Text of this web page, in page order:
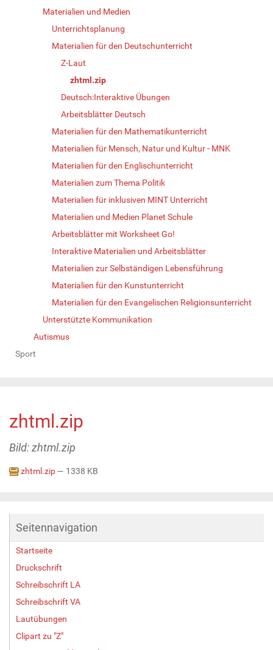
Materialien und Medien
Unterrichtsplanung
Materialien für den Deutschunterricht
Z-Laut
zhtml.zip
Deutsch:Interaktive Übungen
Arbeitsblätter Deutsch
Materialien für den Mathematikunterricht
Materialien für Mensch, Natur und Kultur - MNK
Materialien für den Englischunterricht
Materialien zum Thema Politik
Materialien für inklusiven MINT Unterricht
Materialien und Medien Planet Schule
Arbeitsblätter mit Worksheet Go!
Interaktive Materialien und Arbeitsblätter
Materialien zur Selbständigen Lebensführung
Materialien für den Kunstunterricht
Materialien für den Evangelischen Religionsunterricht
Unterstützte Kommunikation
Autismus
Sport
zhtml.zip
Bild: zhtml.zip
zhtml.zip— 1338 KB
Seitennavigation
Startseite
Druckschrift
Schreibschrift LA
Schreibschrift VA
Lautübungen
Clipart zu "Z"